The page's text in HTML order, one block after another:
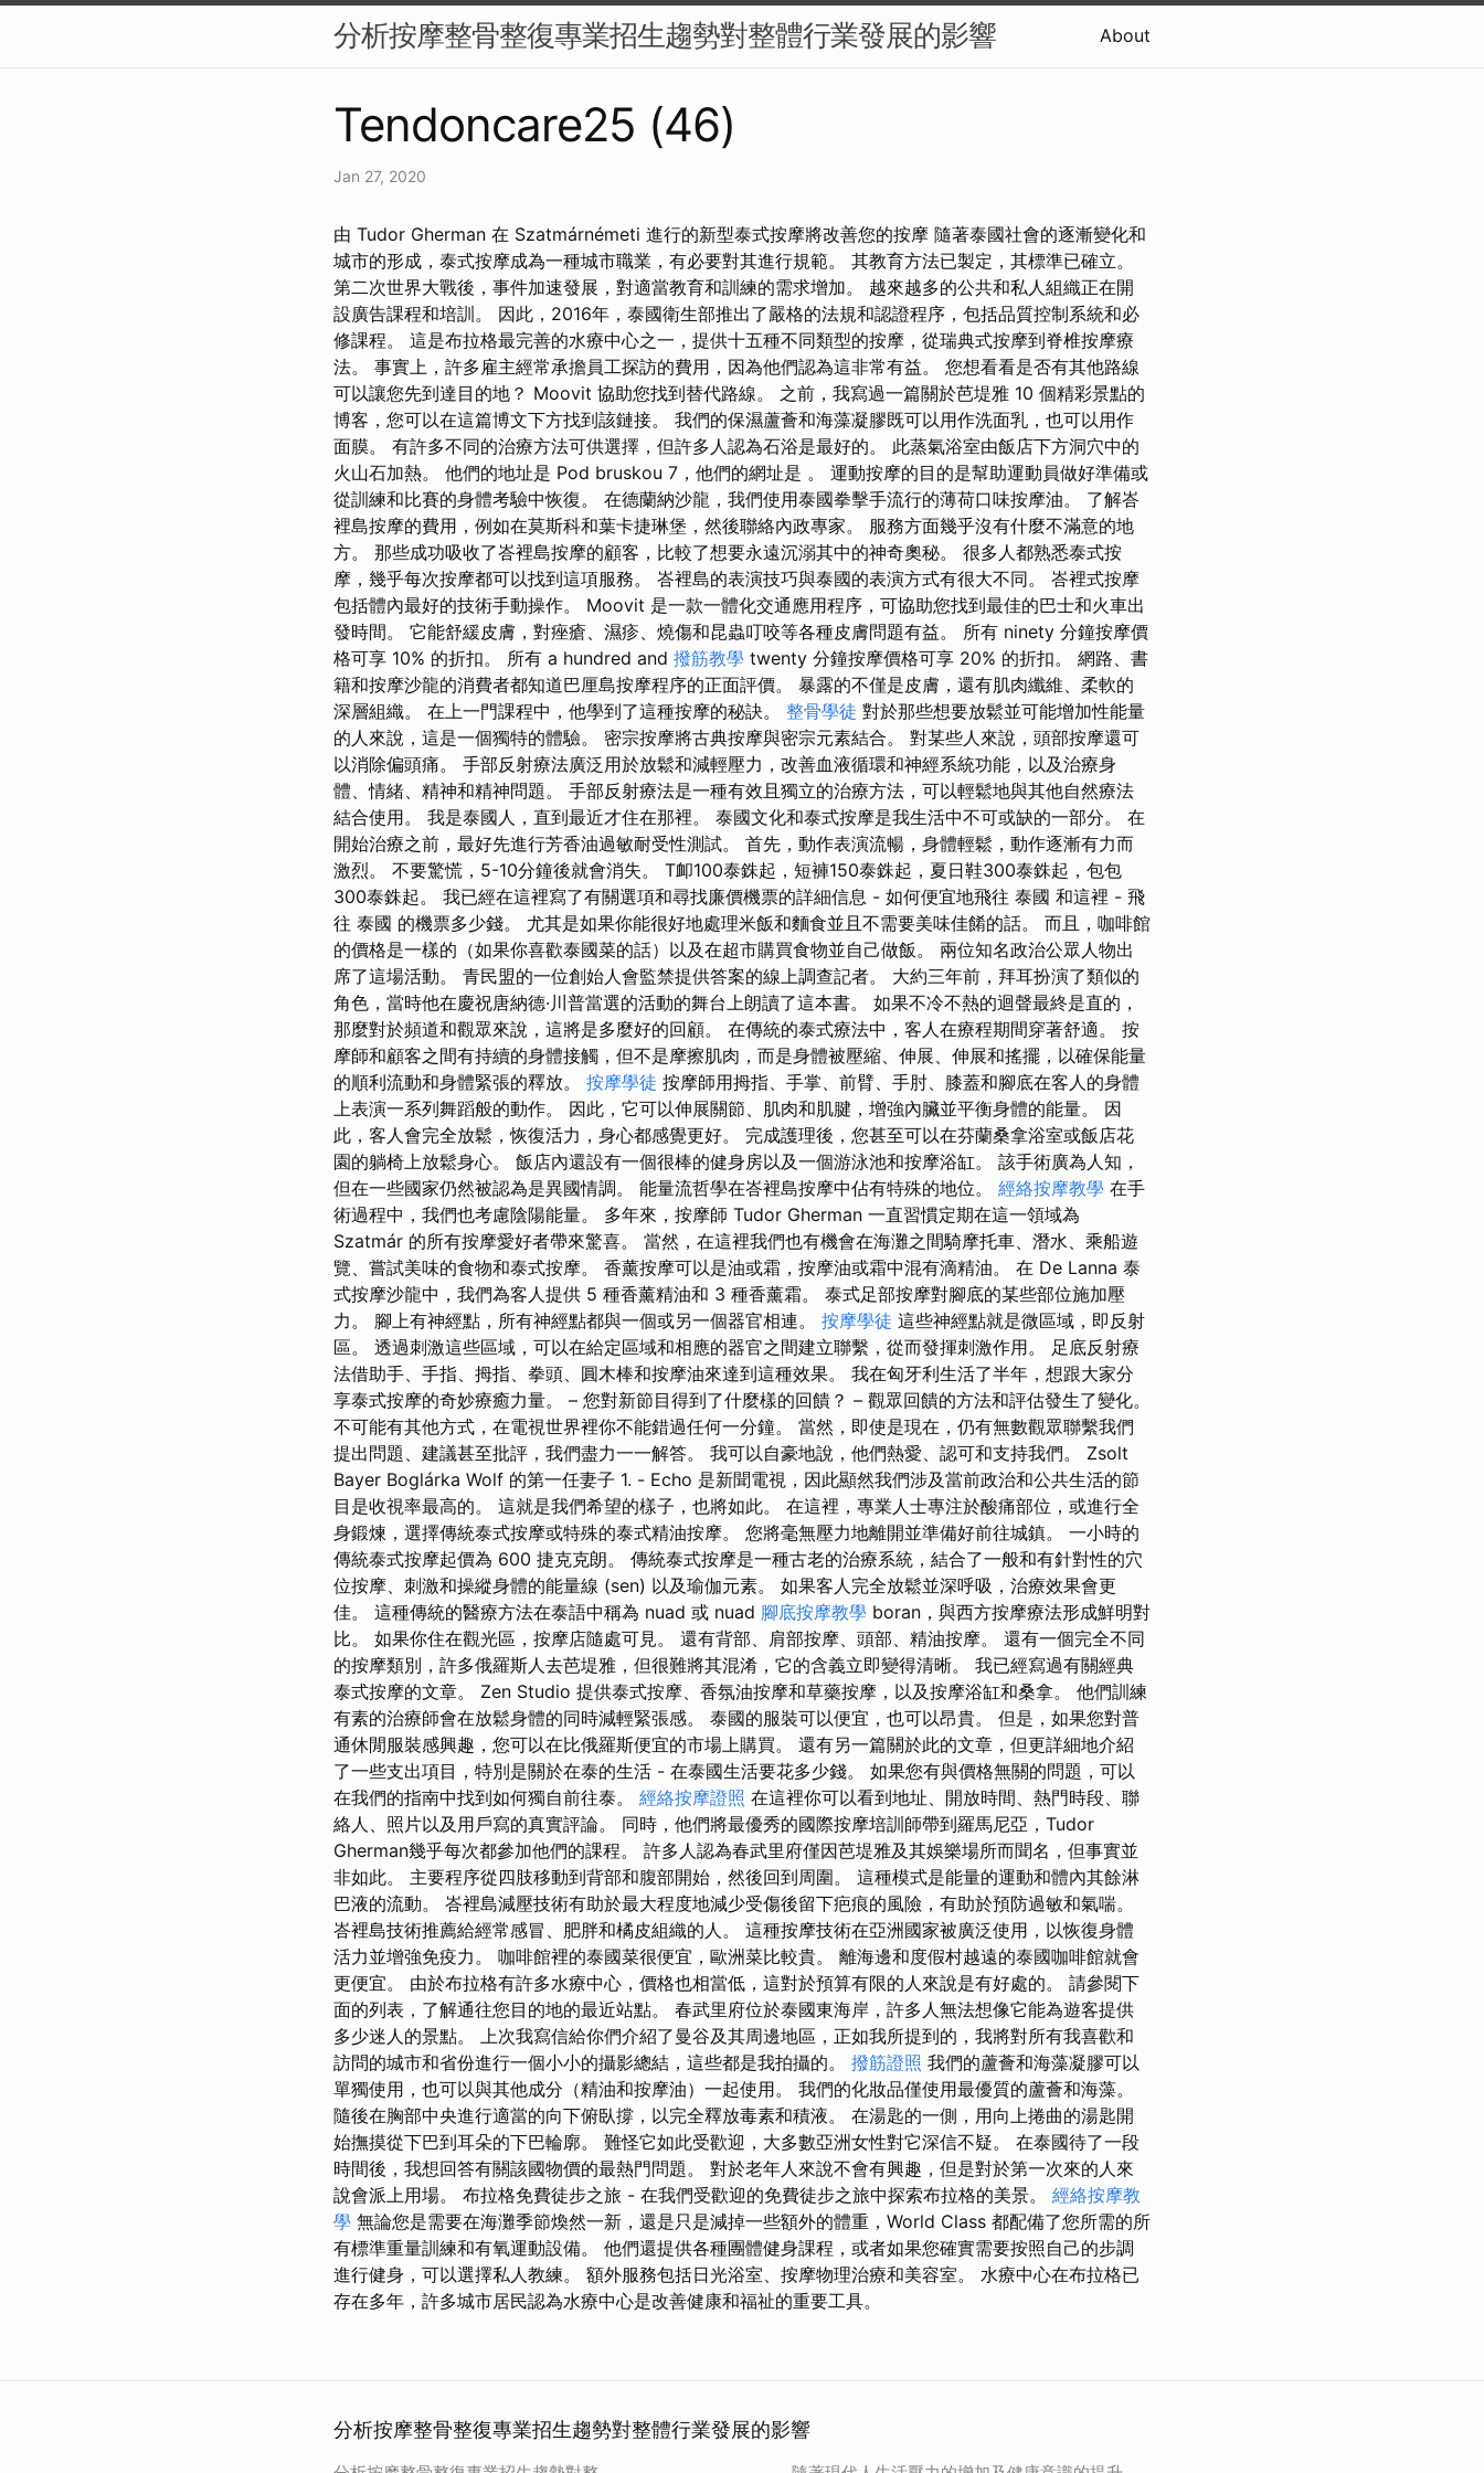
分析按摩整骨整復專業招生趨勢對整體行業發展的影響 About
Tendoncare25 (46)
Jan 27, 2020
由 Tudor Gherman 在 Szatmárnémeti 進行的新型泰式按摩將改善您的按摩 隨著泰國社會的逐漸變化和
城市的形成，泰式按摩成為一種城市職業，有必要對其進行規範。 其教育方法已製定，其標準已確立。
第二次世界大戰後，事件加速發展，對適當教育和訓練的需求增加。 越來越多的公共和私人組織正在開
設廣告課程和培訓。 因此，2016年，泰國衛生部推出了嚴格的法規和認證程序，包括品質控制系統和必
修課程。 這是布拉格最完善的水療中心之一，提供十五種不同類型的按摩，從瑞典式按摩到脊椎按摩療
法。 事實上，許多雇主經常承擔員工探訪的費用，因為他們認為這非常有益。 您想看看是否有其他路線
可以讓您先到達目的地？ Moovit 協助您找到替代路線。 之前，我寫過一篇關於芭堤雅 10 個精彩景點的
博客，您可以在這篇博文下方找到該鏈接。 我們的保濕蘆薈和海藻凝膠既可以用作洗面乳，也可以用作
面膜。 有許多不同的治療方法可供選擇，但許多人認為石浴是最好的。 此蒸氣浴室由飯店下方洞穴中的
火山石加熱。 他們的地址是 Pod bruskou 7，他們的網址是 。 運動按摩的目的是幫助運動員做好準備或
從訓練和比賽的身體考驗中恢復。 在德蘭納沙龍，我們使用泰國拳擊手流行的薄荷口味按摩油。 了解峇
裡島按摩的費用，例如在莫斯科和葉卡捷琳堡，然後聯絡內政專家。 服務方面幾乎沒有什麼不滿意的地
方。 那些成功吸收了峇裡島按摩的顧客，比較了想要永遠沉溺其中的神奇奧秘。 很多人都熟悉泰式按
摩，幾乎每次按摩都可以找到這項服務。 峇裡島的表演技巧與泰國的表演方式有很大不同。 峇裡式按摩
包括體內最好的技術手動操作。 Moovit 是一款一體化交通應用程序，可協助您找到最佳的巴士和火車出
發時間。 它能舒緩皮膚，對痤瘡、濕疹、燒傷和昆蟲叮咬等各種皮膚問題有益。 所有 ninety 分鐘按摩價
格可享 10% 的折扣。 所有 a hundred and 撥筋教學 twenty 分鐘按摩價格可享 20% 的折扣。 網路、書
籍和按摩沙龍的消費者都知道巴厘島按摩程序的正面評價。 暴露的不僅是皮膚，還有肌肉纖維、柔軟的
深層組織。 在上一門課程中，他學到了這種按摩的秘訣。 整骨學徒 對於那些想要放鬆並可能增加性能量
的人來說，這是一個獨特的體驗。 密宗按摩將古典按摩與密宗元素結合。 對某些人來說，頭部按摩還可
以消除偏頭痛。 手部反射療法廣泛用於放鬆和減輕壓力，改善血液循環和神經系統功能，以及治療身
體、情緒、精神和精神問題。 手部反射療法是一種有效且獨立的治療方法，可以輕鬆地與其他自然療法
結合使用。 我是泰國人，直到最近才住在那裡。 泰國文化和泰式按摩是我生活中不可或缺的一部分。 在
開始治療之前，最好先進行芳香油過敏耐受性測試。 首先，動作表演流暢，身體輕鬆，動作逐漸有力而
激烈。 不要驚慌，5-10分鐘後就會消失。 T卹100泰銖起，短褲150泰銖起，夏日鞋300泰銖起，包包
300泰銖起。 我已經在這裡寫了有關選項和尋找廉價機票的詳細信息 - 如何便宜地飛往 泰國 和這裡 - 飛
往 泰國 的機票多少錢。 尤其是如果你能很好地處理米飯和麵食並且不需要美味佳餚的話。 而且，咖啡館
的價格是一樣的（如果你喜歡泰國菜的話）以及在超市購買食物並自己做飯。 兩位知名政治公眾人物出
席了這場活動。 青民盟的一位創始人會監禁提供答案的線上調查記者。 大約三年前，拜耳扮演了類似的
角色，當時他在慶祝唐納德·川普當選的活動的舞台上朗讀了這本書。 如果不冷不熱的迴聲最終是直的，
那麼對於頻道和觀眾來說，這將是多麼好的回顧。 在傳統的泰式療法中，客人在療程期間穿著舒適。 按
摩師和顧客之間有持續的身體接觸，但不是摩擦肌肉，而是身體被壓縮、伸展、伸展和搖擺，以確保能量
的順利流動和身體緊張的釋放。 按摩學徒 按摩師用拇指、手掌、前臂、手肘、膝蓋和腳底在客人的身體
上表演一系列舞蹈般的動作。 因此，它可以伸展關節、肌肉和肌腱，增強內臟並平衡身體的能量。 因
此，客人會完全放鬆，恢復活力，身心都感覺更好。 完成護理後，您甚至可以在芬蘭桑拿浴室或飯店花
園的躺椅上放鬆身心。 飯店內還設有一個很棒的健身房以及一個游泳池和按摩浴缸。 該手術廣為人知，
但在一些國家仍然被認為是異國情調。 能量流哲學在峇裡島按摩中佔有特殊的地位。 經絡按摩教學 在手
術過程中，我們也考慮陰陽能量。 多年來，按摩師 Tudor Gherman 一直習慣定期在這一領域為
Szatmár 的所有按摩愛好者帶來驚喜。 當然，在這裡我們也有機會在海灘之間騎摩托車、潛水、乘船遊
覽、嘗試美味的食物和泰式按摩。 香薰按摩可以是油或霜，按摩油或霜中混有滴精油。 在 De Lanna 泰
式按摩沙龍中，我們為客人提供 5 種香薰精油和 3 種香薰霜。 泰式足部按摩對腳底的某些部位施加壓
力。 腳上有神經點，所有神經點都與一個或另一個器官相連。 按摩學徒 這些神經點就是微區域，即反射
區。 透過刺激這些區域，可以在給定區域和相應的器官之間建立聯繫，從而發揮刺激作用。 足底反射療
法借助手、手指、拇指、拳頭、圓木棒和按摩油來達到這種效果。 我在匈牙利生活了半年，想跟大家分
享泰式​​按摩的奇妙療癒力量。 – 您對新節目得到了什麼樣的回饋？ – 觀眾回饋的方法和評估發生了變化。
不可能有其他方式，在電視世界裡你不能錯過任何一分鐘。 當然，即使是現在，仍有無數觀眾聯繫我們
提出問題、建議甚至批評，我們盡力一一解答。 我可以自豪地說，他們熱愛、認可和支持我們。 Zsolt
Bayer Boglárka Wolf 的第一任妻子 1. - Echo 是新聞電視，因此顯然我們涉及當前政治和公共生活的節
目是收視率最高的。 這就是我們希望的樣子，也將如此。 在這裡，專業人士專注於酸痛部位，或進行全
身鍛煉，選擇傳統泰式按摩或特殊的泰式精油按摩。 您將毫無壓力地離開並準備好前往城鎮。 一小時的
傳統泰式按摩起價為 600 捷克克朗。 傳統泰式按摩是一種古老的治療系統，結合了一般和有針對性的穴
位按摩、刺激和操縱身體的能量線 (sen) 以及瑜伽元素。 如果客人完全放鬆並深呼吸，治療效果會更
佳。 這種傳統的醫療方法在泰語中稱為 nuad 或 nuad 腳底按摩教學 boran，與西方按摩療法形成鮮明對
比。 如果你住在觀光區，按摩店隨處可見。 還有背部、肩部按摩、頭部、精油按摩。 還有一個完全不同
的按摩類別，許多俄羅斯人去芭堤雅，但很難將其混淆，它的含義立即變得清晰。 我已經寫過有關經典
泰式按摩的文章。 Zen Studio 提供泰式按摩、香氛油按摩和草藥按摩，以及按摩浴缸和桑拿。 他們訓練
有素的治療師會在放鬆身體的同時減輕緊張感。 泰國的服裝可以便宜，也可以昂貴。 但是，如果您對普
通休閒服裝感興趣，您可以在比俄羅斯便宜的市場上購買。 還有另一篇關於此的文章，但更詳細地介紹
了一些支出項目，特別是關於在泰的生活 - 在泰國生活要花多少錢。 如果您有與價格無關的問題，可以
在我們的指南中找到如何獨自前往泰。 經絡按摩證照 在這裡你可以看到地址、開放時間、熱門時段、聯
絡人、照片以及用戶寫的真實評論。 同時，他們將最優秀的國際按摩培訓師帶到羅馬尼亞，Tudor
Gherman幾乎每次都參加他們的課程。 許多人認為春武里府僅因芭堤雅及其娛樂場所而聞名，但事實並
非如此。 主要程序從四肢移動到背部和腹部開始，然後回到周圍。 這種模式是能量的運動和體內其餘淋
巴液的流動。 峇裡島減壓技術有助於最大程度地減少受傷後留下疤痕的風險，有助於預防過敏和氣喘。
峇裡島技術推薦給經常感冒、肥胖和橘皮組織的人。 這種按摩技術在亞洲國家被廣泛使用，以恢復身體
活力並增強免疫力。 咖啡館裡的泰國菜很便宜，歐洲菜比較貴。 離海邊和度假村越遠的泰國咖啡館就會
更便宜。 由於布拉格有許多水療中心，價格也相當低，這對於預算有限的人來說是有好處的。 請參閱下
面的列表，了解通往您目的地的最近站點。 春武里府位於泰國東海岸，許多人無法想像它能為遊客提供
多少迷人的景點。 上次我寫信給你們介紹了曼谷及其周邊地區，正如我所提到的，我將對所有我喜歡和
訪問的城市和省份進行一個小小的攝影總結，這些都是我拍攝的。 撥筋證照 我們的蘆薈和海藻凝膠可以
單獨使用，也可以與其他成分（精油和按摩油）一起使用。 我們的化妝品僅使用最優質的蘆薈和海藻。
隨後在胸部中央進行適當的向下俯臥撐，以完全釋放毒素和積液。 在湯匙的一側，用向上捲曲的湯匙開
始撫摸從下巴到耳朵的下巴輪廓。 難怪它如此受歡迎，大多數亞洲女性對它深信不疑。 在泰國待了一段
時間後，我想回答有關該國物價的最熱門問題。 對於老年人來說不會有興趣，但是對於第一次來的人來
說會派上用場。 布拉格免費徒步之旅 - 在我們受歡迎的免費徒步之旅中探索布拉格的美景。 經絡按摩教
學 無論您是需要在海灘季節煥然一新，還是只是減掉一些額外的體重，World Class 都配備了您所需的所
有標準重量訓練和有氧運動設備。 他們還提供各種團體健身課程，或者如果您確實需要按照自己的步調
進行健身，可以選擇私人教練。 額外服務包括日光浴室、按摩物理治療和美容室。 水療中心在布拉格已
存在多年，許多城市居民認為水療中心是改善健康和福祉的重要工具。
分析按摩整骨整復專業招生趨勢對整體行業發展的影響